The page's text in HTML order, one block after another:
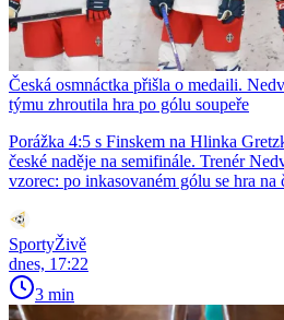
Česká osmnáctka přišla o medaili.
týmu zhroutila hra po gólu soupeře
Porážka 4:5 s Finskem na Hlinka
české naděje na semifinále. Trenér
vzorec: po inkasovaném gólu se hra
SportyŽivě
dnes, 17:22
3 min